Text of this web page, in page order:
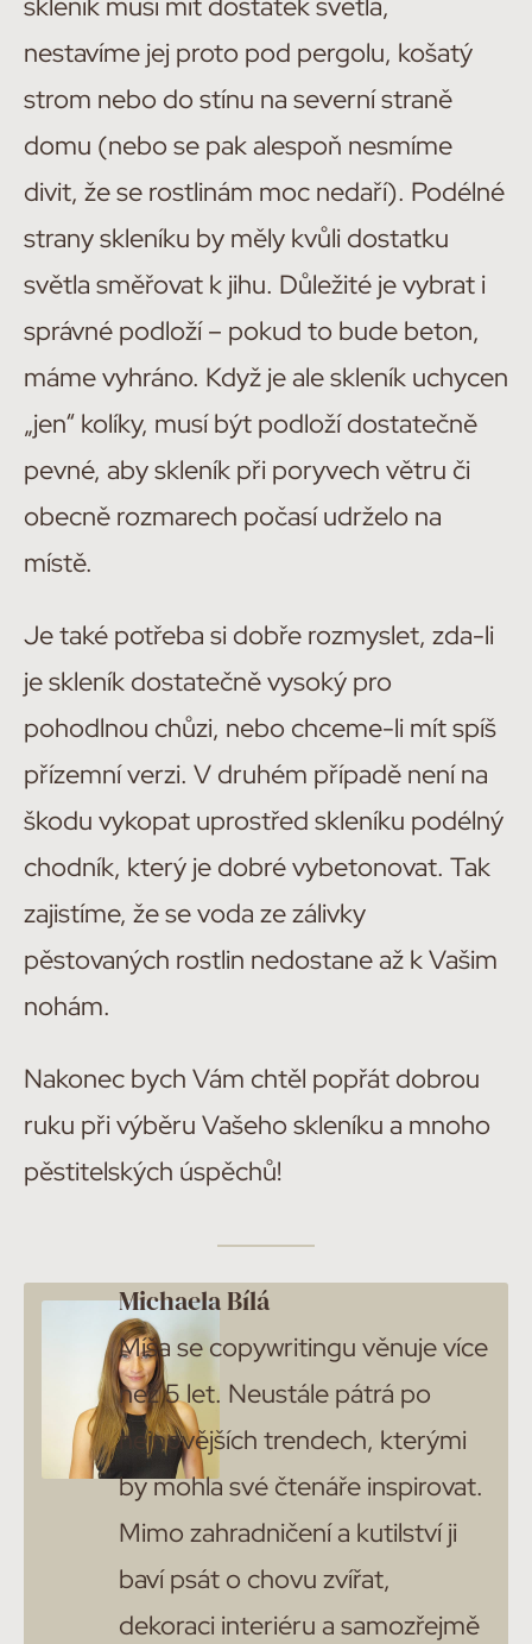
nestavíme jej proto pod pergolu, košatý
strom nebo do stínu na severní straně
domu (nebo se pak alespoň nesmíme
divit, že se rostlinám moc nedaří). Podélné
strany skleníku by měly kvůli dostatku
světla směřovat k jihu. Důležité je vybrat i
správné podloží – pokud to bude beton,
máme vyhráno. Když je ale skleník uchycen
„jen“ kolíky, musí být podloží dostatečně
pevné, aby skleník při poryvech větru či
obecně rozmarech počasí udrželo na
místě.
Je také potřeba si dobře rozmyslet, zda-li
je skleník dostatečně vysoký pro
pohodlnou chůzi, nebo chceme-li mít spíš
přízemní verzi. V druhém případě není na
škodu vykopat uprostřed skleníku podélný
chodník, který je dobré vybetonovat. Tak
zajistíme, že se voda ze zálivky
pěstovaných rostlin nedostane až k Vašim
nohám.
Nakonec bych Vám chtěl popřát dobrou
ruku při výběru Vašeho skleníku a mnoho
pěstitelských úspěchů!
Michaela Bílá
Míša se copywritingu věnuje více
než 5 let. Neustále pátrá po
nejnovějších trendech, kterými
by mohla své čtenáře inspirovat.
Mimo zahradničení a kutilství ji
baví psát o chovu zvířat,
dekoraci interiéru a samozřejmě